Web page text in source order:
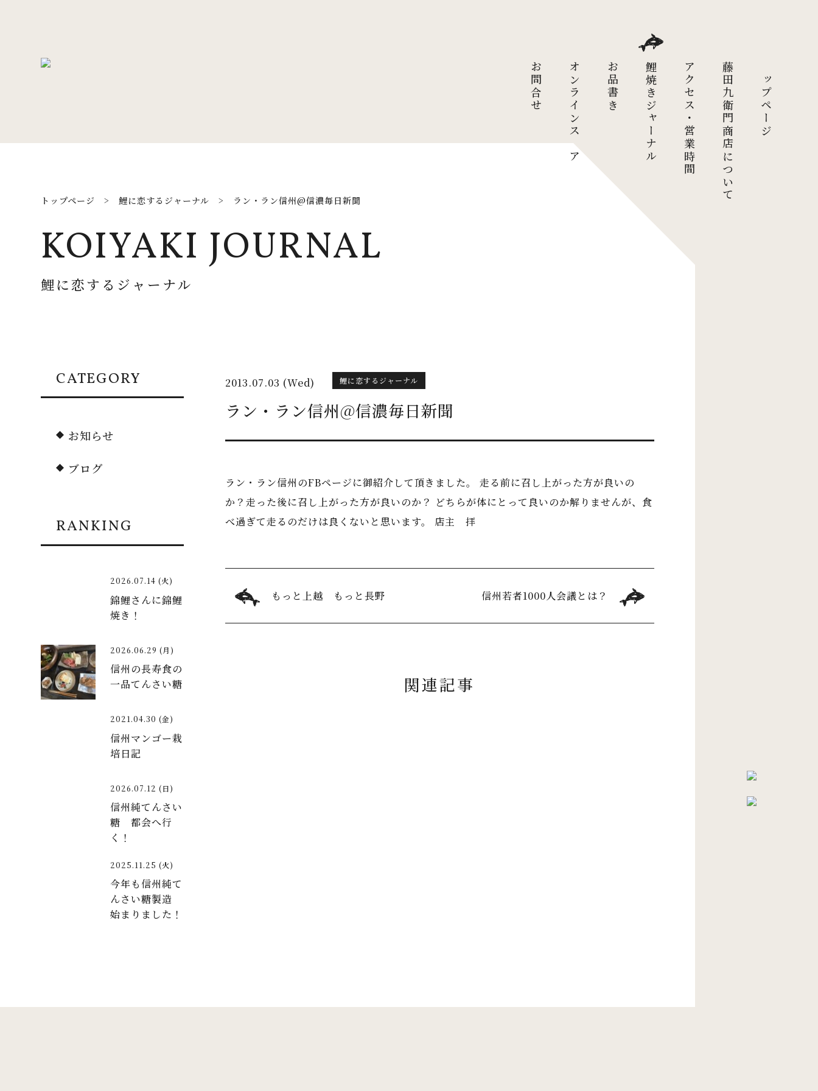
トップページ
藤田九衛門商店について
アクセス・営業時間
鯉焼きジャーナル
お品書き
オンラインストア
お問合せ
トップページ >鯉に恋するジャーナル > ラン・ラン信州@信濃毎日新聞
KOIYAKI JOURNAL
鯉に恋するジャーナル
2013.07.03 (Wed) 鯉に恋するジャーナル
ラン・ラン信州@信濃毎日新聞
ラン・ラン信州のFBページに御紹介して頂きました。 走る前に召し上がった方が良いの
か？走った後に召し上がった方が良いのか？ どちらが体にとって良いのか解りませんが、食
べ過ぎて走るのだけは良くないと思います。 店主 拝
もっと上越 もっと長野 信州若者1000人会議とは？
関連記事
CATEGORY
お知らせ
ブログ
RANKING
2026.07.14 (火)
錦鯉さんに錦鯉
焼き！
2026.06.29 (月)
信州の長寿食の
一品てんさい糖
2021.04.30 (金)
信州マンゴー栽
培日記
2026.07.12 (日)
信州純てんさい
糖 都会へ行
く！
2025.11.25 (火)
今年も信州純て
んさい糖製造
始まりました！